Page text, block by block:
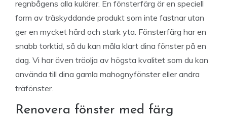
regnbågens alla kulörer. En fönsterfärg är en speciell
form av träskyddande produkt som inte fastnar utan
ger en mycket hård och stark yta. Fönsterfärg har en
snabb torktid, så du kan måla klart dina fönster på en
dag. Vi har även träolja av högsta kvalitet som du kan
använda till dina gamla mahognyfönster eller andra
träfönster.
Renovera fönster med färg